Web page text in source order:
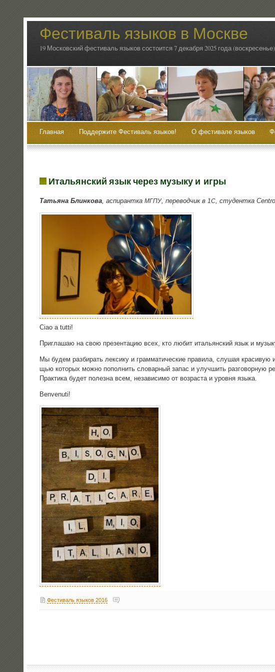
Фестиваль языков в Москве
19 Московский фестиваль языков состоится 7 декабря 2025 года (воскресенье)
Главная Поддержите Фестиваль языков! О фестивале языков
Итальянский язык через музыку и игры
Татья­на Блин­ко­ва , аспи­рант­каМГПУ, пере­вод­чик в 1С , сту­дент­ка
Ciao a tutti!
При­гла­шаю на свою пре­зен­та­цию всех, кто любит ита­льян­ский язык и
Мы будем раз­би­рать лек­си­ку и грам­ма­ти­че­ские пра­ви­ла, слу­шая
щью кото­рых мож­но попол­нить сло­вар­ный запас и улуч­шить раз­го­вор­ную
Прак­ти­ка будет полез­на всем, неза­ви­си­мо от воз­рас­та и уров­ня языка.
Benvenuti!
Фестиваль языков 2016